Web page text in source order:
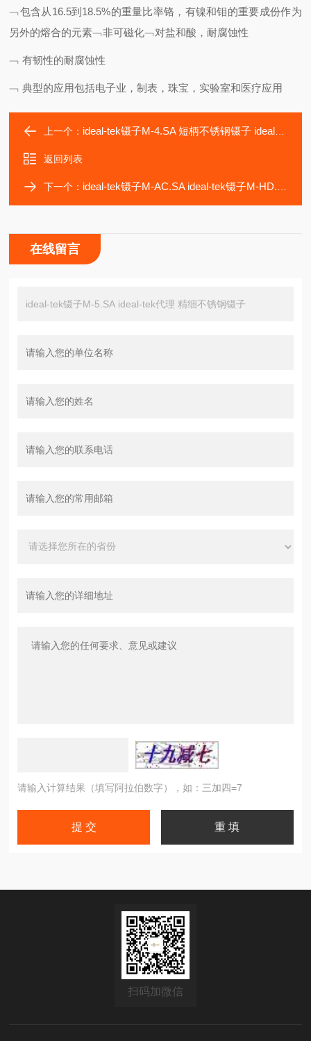
﹁包含从16.5到18.5%的重量比率铬，有镍和钼的重要成份作为
另外的熔合的元素﹁非可磁化﹁对盐和酸，耐腐蚀性
﹁ 有韧性的耐腐蚀性
﹁ 典型的应用包括电子业，制表，珠宝，实验室和医疗应用
上一个： ideal-tek镊子M-4.SA 短柄不锈钢镊子 ideal-tek代理
返回列表
下一个： ideal-tek镊子M-AC.SA ideal-tek镊子M-HD.SA ideal-tek代理
在线留言
请输入计算结果（填写阿拉伯数字），如：三加四=7
扫码加微信